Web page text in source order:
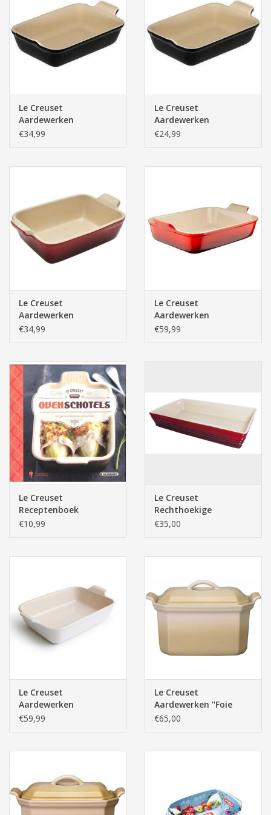
Pasen
Le Creuset
Aardewerken
Rechthoekige
1.08l)
€34,99
Le Creuset
Aardewerken
Rechthoekige
€24,99
Le Creuset
Aardewerken
Rechthoekige
1.08l)
€34,99
Le Creuset
Aardewerken
Rechthoekige
€59,99
Le Creuset
Receptenboek
Ovenschotels NL
€10,99
Le Creuset
Rechthoekige
Stapelbare Schotels,
€35,00
Le Creuset
Aardewerken
Rechthoekige
€59,99
Le Creuset
Aardewerken "Foie
Gras" Terrine met
€65,00